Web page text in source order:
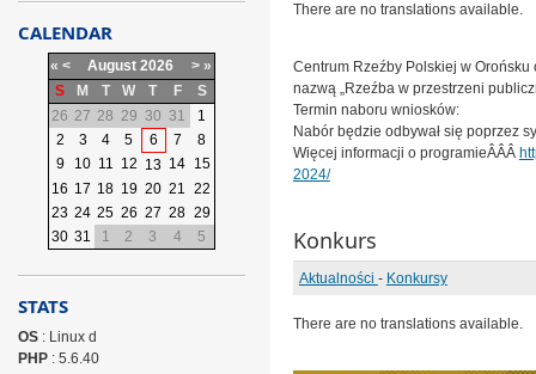
There are no translations available.
Centrum Rzeźby Polskiej w Orońsku
nazwą „Rzeźba w przestrzeni
Termin naboru wniosków:
Nabór będzie odbywał się poprzez
Więcej informacji o programieÂÂÂ
2024/
Konkurs
Aktualności - Konkursy
There are no translations available.
CALENDAR
« < August 2026 > »
S
M T W T F
S
26 27 28 29 30 31
1
2
3 4 5 6 7
8
9
10 11 12 13 14 15
16 17 18 19 20 21 22
23 24 25 26 27 28 29
30 31 1 2 3 4 5
STATS
OS: Linux d
PHP: 5.6.40